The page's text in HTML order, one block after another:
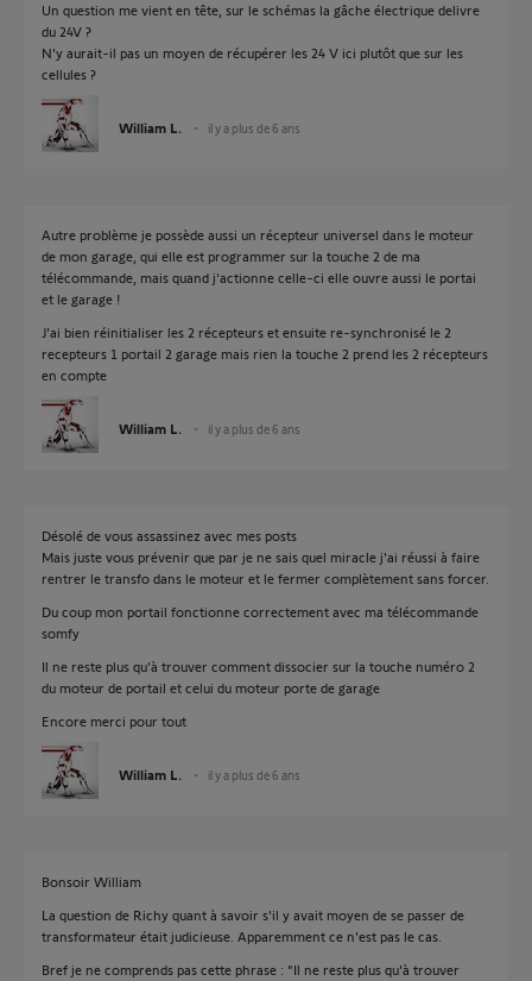
Un question me vient en tête, sur le schémas la gâche électrique delivre
du 24V ?
N'y aurait-il pas un moyen de récupérer les 24 V ici plutôt que sur les
cellules ?
William L. il y a plus de 6 ans
Autre problème je possède aussi un récepteur universel dans le moteur
de mon garage, qui elle est programmer sur la touche 2 de ma
télécommande, mais quand j'actionne celle-ci elle ouvre aussi le portai
et le garage !
J'ai bien réinitialiser les 2 récepteurs et ensuite re-synchronisé le 2
recepteurs 1 portail 2 garage mais rien la touche 2 prend les 2 récepteurs
en compte
William L. il y a plus de 6 ans
Désolé de vous assassinez avec mes posts
Mais juste vous prévenir que par je ne sais quel miracle j'ai réussi à faire
rentrer le transfo dans le moteur et le fermer complètement sans forcer.
Du coup mon portail fonctionne correctement avec ma télécommande
somfy
Il ne reste plus qu'à trouver comment dissocier sur la touche numéro 2
du moteur de portail et celui du moteur porte de garage
Encore merci pour tout
William L. il y a plus de 6 ans
Bonsoir William
La question de Richy quant à savoir s'il y avait moyen de se passer de
transformateur était judicieuse. Apparemment ce n'est pas le cas.
Bref je ne comprends pas cette phrase : "Il ne reste plus qu'à trouver